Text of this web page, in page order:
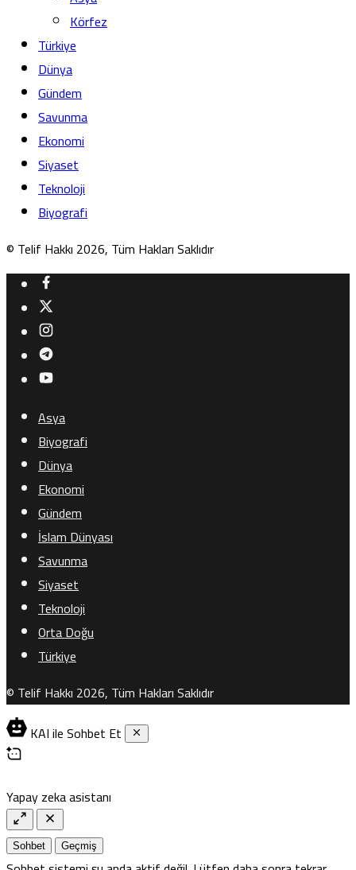
Körfez
Türkiye
Dünya
Gündem
Savunma
Ekonomi
Siyaset
Teknoloji
Biyografi
© Telif Hakkı 2026, Tüm Hakları Saklıdır
Asya
Biyografi
Dünya
Ekonomi
Gündem
İslam Dünyası
Savunma
Siyaset
Teknoloji
Orta Doğu
Türkiye
© Telif Hakkı 2026, Tüm Hakları Saklıdır
KAI ile Sohbet Et
Yapay zeka asistanı
Sohbet Geçmiş